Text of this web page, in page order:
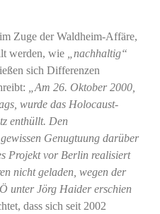
Zuge der Waldheim-Affäre,
werden, wie
„nachhaltig“
sich Differenzen
„Am 26. Oktober 2000,
wurde das Holocaust-
enthüllt. Den
Genugtuung darüber
Projekt vor Berlin realisiert
nicht geladen, wegen der
unter Jörg Haider erschien
dass sich seit 2002